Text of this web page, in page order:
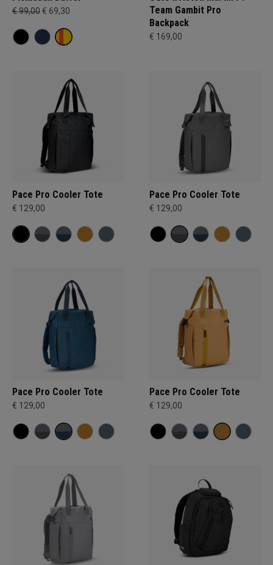
€ 99,00€ 69,30
Team Gambit Pro
Backpack
€ 169,00
Pace Pro Cooler Tote
€ 129,00
Pace Pro Cooler Tote
€ 129,00
Pace Pro Cooler Tote
€ 129,00
Pace Pro Cooler Tote
€ 129,00